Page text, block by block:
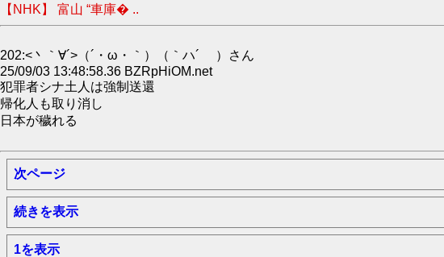
【NHK】 富山 “車庫� ..
202:<丶｀∀´>（´・ω・｀）（｀ハ´ ）さん
25/09/03 13:48:58.36 BZRpHiOM.net
犯罪者シナ土人は強制送還
帰化人も取り消し
日本が穢れる
次ページ
続きを表示
1を表示